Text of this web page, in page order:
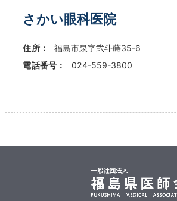
さかい眼科医院
住所：
福島市泉字弐斗蒔35-6
電話番号：
024-559-3800